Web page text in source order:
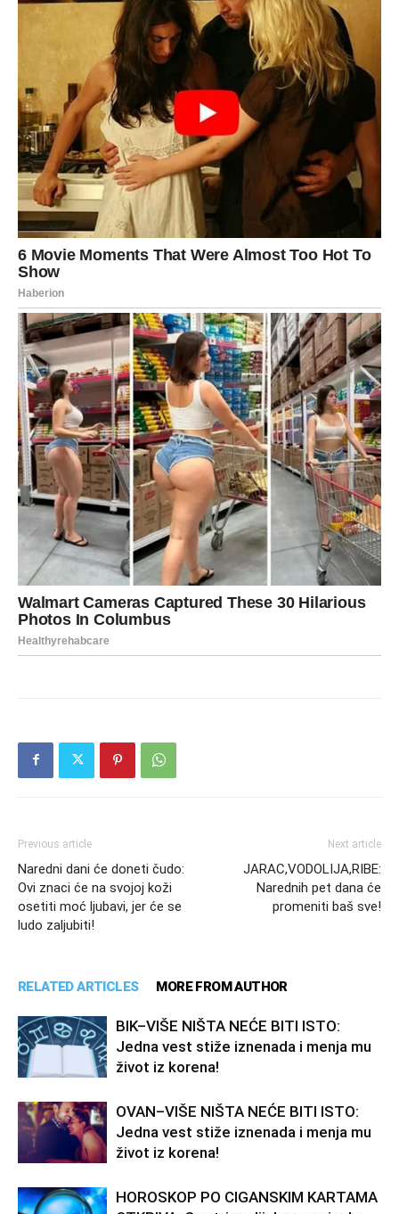
Previous article
Naredni dani će doneti čudo:
Ovi znaci će na svojoj koži
osetiti moć ljubavi, jer će se
ludo zaljubiti!
Next article
JARAC,VODOLIJA,RIBE:
Narednih pet dana će
promeniti baš sve!
RELATED ARTICLES MORE FROM AUTHOR
BIK–VIŠE NIŠTA NEĆE BITI ISTO:
Jedna vest stiže iznenada i menja mu
život iz korena!
OVAN–VIŠE NIŠTA NEĆE BITI ISTO:
Jedna vest stiže iznenada i menja mu
život iz korena!
HOROSKOP PO CIGANSKIM KARTAMA